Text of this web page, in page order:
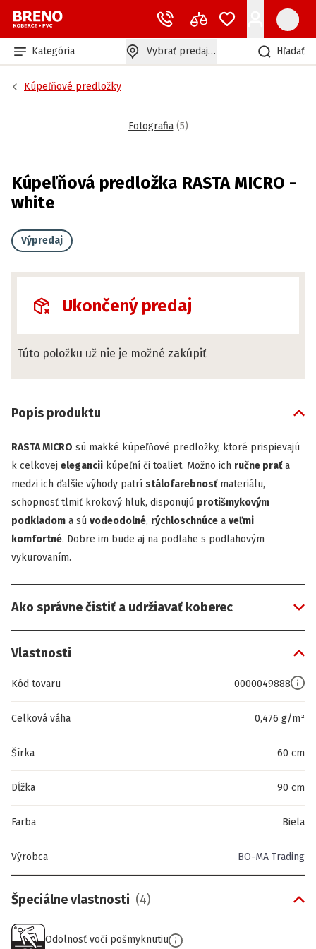
Kategória Vybrať predajňu Hľadať
Kúpeľňové predložky
Fotografia (5)
Kúpeľňová predložka RASTA MICRO -
white
Výpredaj
Ukončený predaj
Túto položku už nie je možné zakúpiť
Popis produktu
RASTA MICRO sú mäkké kúpeľňové predložky, ktoré prispievajú
k celkovej elegancii kúpeľní či toaliet. Možno ich ručne praťa
medzi ich ďalšie výhody patrí stálofarebnosťmateriálu,
schopnosť tlmiť krokový hluk, disponujú protišmykovým
podkladom a sú vodeodolné, rýchloschnúce a veľmi
komfortné. Dobre im bude aj na podlahe s podlahovým
vykurovaním.
Ako správne čistiť a udržiavať koberec
Vlastnosti
Kód tovaru 0000049888
Celková váha 0,476 g/m²
Šírka 60 cm
Dĺžka 90 cm
Farba Biela
Výrobca BO-MA Trading
Špeciálne vlastnosti (4)
Odolnosť voči pošmyknutiu